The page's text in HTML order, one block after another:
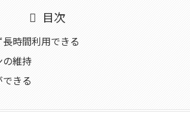
目次
時間利用できる
の維持
きる